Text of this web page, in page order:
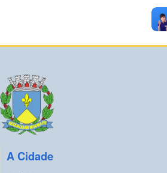
A Cidade